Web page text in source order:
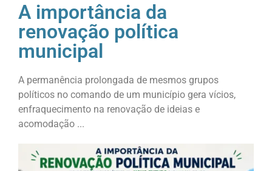
A importância da
renovação política
municipal
A permanência prolongada de mesmos grupos
políticos no comando de um município gera vícios,
enfraquecimento na renovação de ideias e
acomodação ...